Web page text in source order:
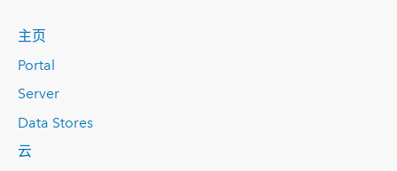
主页
Portal
Server
Data Stores
云